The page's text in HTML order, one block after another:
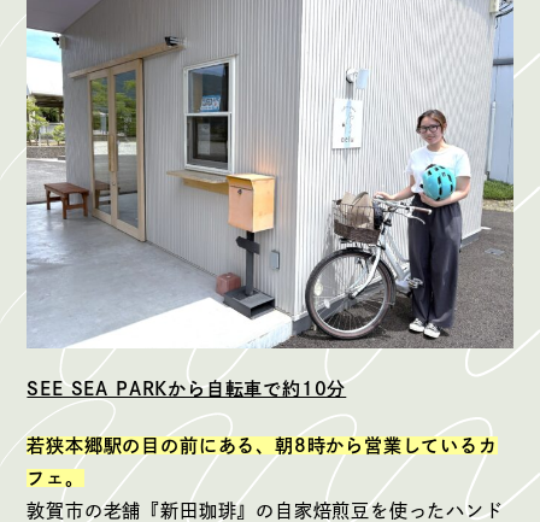
SEE SEA PARKから自転車で約10分
若狭本郷駅の目の前にある、朝8時から営業しているカ
フェ。
敦賀市の老舗『新田珈琲』の自家焙煎豆を使ったハンド